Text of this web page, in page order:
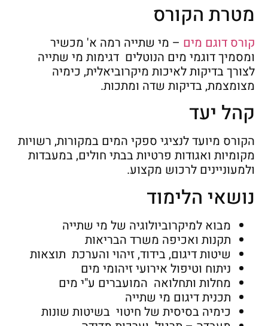
מטרת הקורס
קורס דוגם מים – מי שתייה רמה א' מכשיר
ומסמיך דוגמי מים הנוטלים דגימות מי שתייה
לצורך בדיקות לאיכות מיקרוביאלית, כימיה
מצומצמת, בדיקות שדה ומתכות.
קהל יעד
הקורס מיועד לנציגי ספקי המים במקורות, רשויות
מקומיות ואגודות פרטיות בבתי חולים, במעבדות
ולמעוניינים לרכוש מקצוע.
נושאי הלימוד
מבוא למיקרוביולוגיה של מי שתייה
תקנות ואכיפה משרד הבריאות
שיטות דיגום, בידוד, זיהוי והערכת תוצאות
ניתוח וטיפול אירועי זיהומי מים
מחלות ותחלואה המועברים ע"י מים
תכנית דיגום מי שתייה
כימיה בסיסית של חיטוי בשיטות שונות